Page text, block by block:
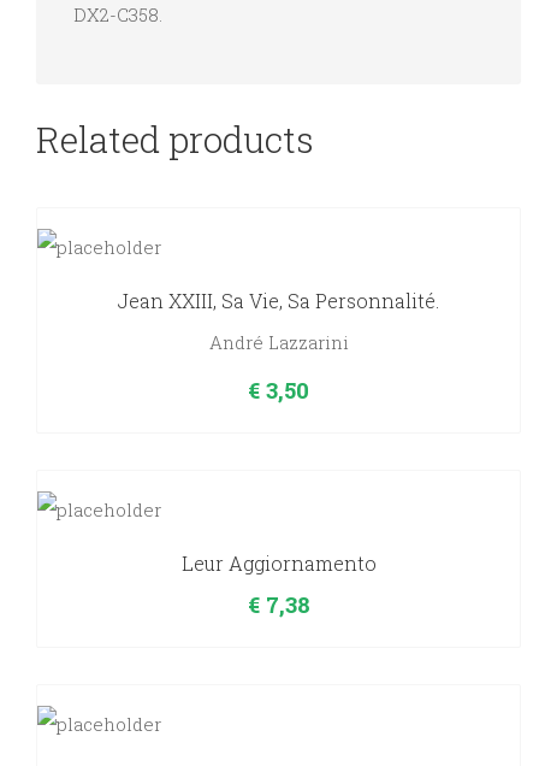
DX2-C358.
Related products
Jean XXIII, Sa Vie, Sa Personnalité.
André Lazzarini
€ 3,50
Leur Aggiornamento
€7,38